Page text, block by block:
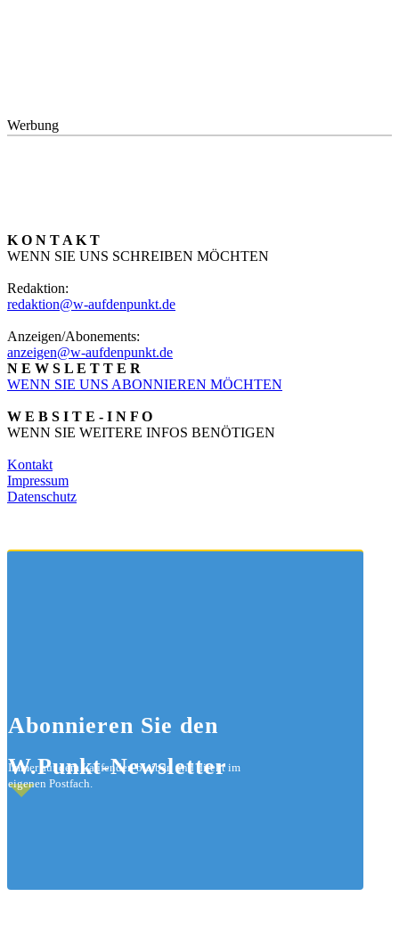
Werbung
K O N T A K T
WENN SIE UNS SCHREIBEN MÖCHTEN
Redaktion:
redaktion@w-aufdenpunkt.de
Anzeigen/Abonements:
anzeigen@w-aufdenpunkt.de
N E W S L E T T E R
WENN SIE UNS ABONNIEREN MÖCHTEN
W E B S I T E - I N F O
WENN SIE WEITERE INFOS BENÖTIGEN
Kontakt
Impressum
Datenschutz
Abonnieren Sie den
W.Punkt-Newsletter
Immer auf dem Laufenden bleiben und direkt im
eigenen Postfach.